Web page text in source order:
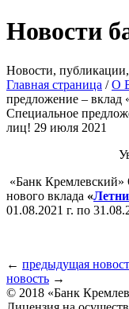
Новости
Новости,
Главная страница /О
предложение – вклад
Специальное
лиц! 29 июля 2021
«Банк
нового вклада «
01.08.2021 г. по
← предыдущая
новость →
© 2018 «Банк